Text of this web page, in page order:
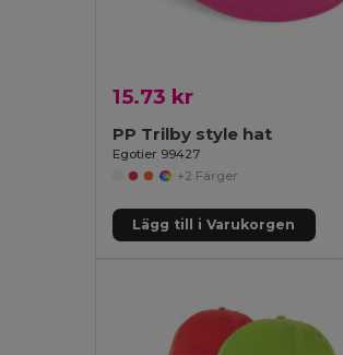
15.73 kr
PP Trilby style hat
Egotier 99427
+2 Färger
Lägg till i Varukorgen